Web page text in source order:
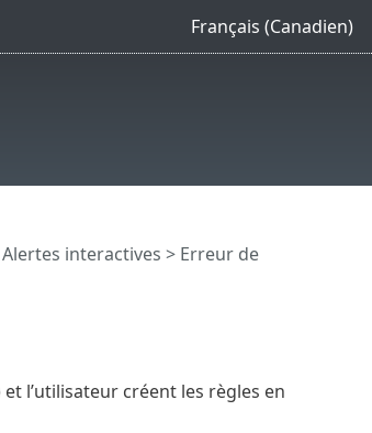
Français (Canadien)
Alertes interactives > Erreur de
l’utilisateur créent les règles en